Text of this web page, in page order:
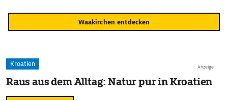
Waakirchen entdecken
Anzeige
Kroatien
Raus aus dem Alltag: Natur pur in Kroatien